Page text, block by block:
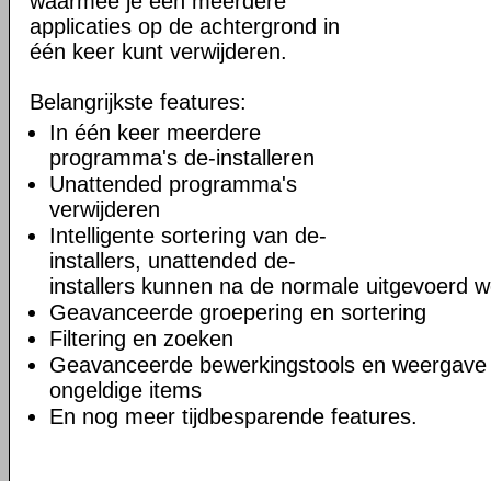
applicaties op de achtergrond in
één keer kunt verwijderen.
Belangrijkste features:
In één keer meerdere
programma's de-installeren
Unattended programma's
verwijderen
Intelligente sortering van de-
installers, unattended de-
installers kunnen na de normale uitgevoerd
Geavanceerde groepering en sortering
Filtering en zoeken
Geavanceerde bewerkingstools en
ongeldige items
En nog meer tijdbesparende features.